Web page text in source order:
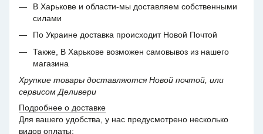
В Харькове и области-мы доставляем собственными
силами
По Украине доставка происходит Новой Почтой
Также, В Харькове возможен самовывоз из нашего
магазина
Хрупкие товары доставляются Новой почтой, или
сервисом Деливери
Подробнее о доставке
Для вашего удобства, у нас предусмотрено несколько
видов оплаты: